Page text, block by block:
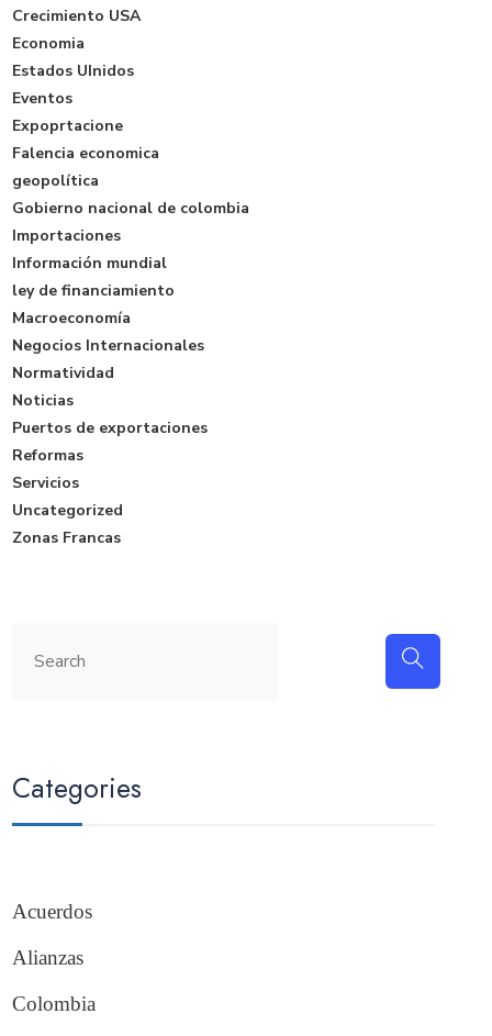
Crecimiento USA
Economia
Estados UInidos
Eventos
Expoprtacione
Falencia economica
geopolítica
Gobierno nacional de colombia
Importaciones
Información mundial
ley de financiamiento
Macroeconomía
Negocios Internacionales
Normatividad
Noticias
Puertos de exportaciones
Reformas
Servicios
Uncategorized
Zonas Francas
Categories
Acuerdos
Alianzas
Colombia